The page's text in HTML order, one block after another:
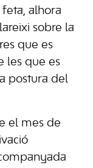
feta, alhora
sobre la
que es
les que es
postura del
el mes de